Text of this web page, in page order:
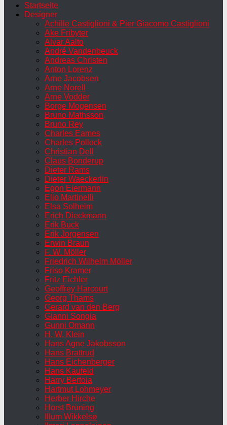
Startseite
Designer
Achille Castiglioni & Pier Giacomo Castiglioni
Ake Fribyter
Alvar Aalto
André Vandenbeuck
Andreas Christen
Anton Lorenz
Arne Jacobsen
Arne Norell
Arne Vodder
Borge Mogensen
Bruno Mathsson
Bruno Rey
Charles Eames
Charles Pollock
Christian Dell
Claus Bonderup
Dieter Rams
Dieter Waeckerlin
Egon Eiermann
Elio Martinelli
Elsa Solheim
Erich Dieckmann
Erik Buck
Erik Jorgensen
Erwin Braun
F. W. Möller
Friedrich Wilhelm Möller
Friso Kramer
Fritz Eichler
Geoffrey Harcourt
Georg Thams
Gerard van den Berg
Gianni Songia
Gunni Omann
H. W. Klein
Hans Agne Jakobsson
Hans Brattrud
Hans Eichenberger
Hans Kaufeld
Harry Bertoia
Hartmut Lohmeyer
Herber Hirche
Horst Brüning
Illum Wikkelsø